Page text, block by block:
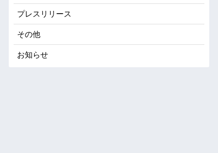
プレスリリース
その他
お知らせ